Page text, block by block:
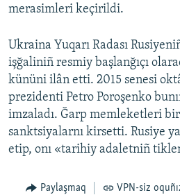
merasimleri keçirildi.
Ukraina Yuqarı Radası
işğaliniñ resmiy başlanğıçı
kününi ilân etti. 2015 senesi
prezidenti Petro Poroşenko
imzaladı. Ğarp memleketleri
sanktsiyalarnı kirsetti. Rusiye
etip, onı «tarihiy adaletniñ
Paylaşmaq VPN-siz